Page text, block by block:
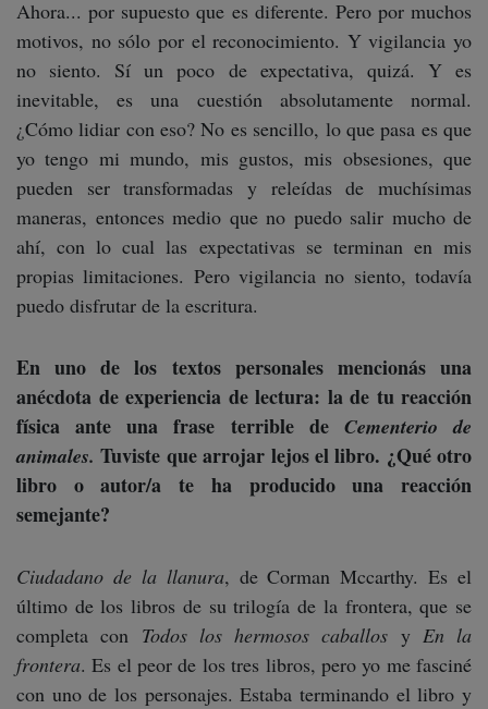
Ahora... por supuesto que es diferente. Pero por muchos
motivos, no sólo por el reconocimiento. Y vigilancia yo
no siento. Sí un poco de expectativa, quizá. Y es
inevitable, es una cuestión absolutamente normal.
¿Cómo lidiar con eso? No es sencillo, lo que pasa es que
yo tengo mi mundo, mis gustos, mis obsesiones, que
pueden ser transformadas y releídas de muchísimas
maneras, entonces medio que no puedo salir mucho de
ahí, con lo cual las expectativas se terminan en mis
propias limitaciones. Pero vigilancia no siento, todavía
puedo disfrutar de la escritura.
En uno de los textos personales mencionás una
anécdota de experiencia de lectura: la de tu reacción
física ante una frase terrible de Cementerio de
animales. Tuviste que arrojar lejos el libro. ¿Qué otro
libro o autor/a te ha producido una reacción
semejante?
Ciudadano de la llanura, de Corman Mccarthy. Es el
último de los libros de su trilogía de la frontera, que se
completa con Todos los hermosos caballos y En la
frontera. Es el peor de los tres libros, pero yo me fasciné
con uno de los personajes. Estaba terminando el libro y